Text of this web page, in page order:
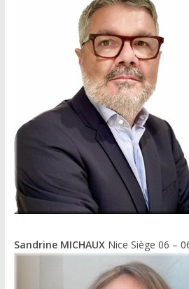
Sandrine MICHAUX Nice Siège 06 –